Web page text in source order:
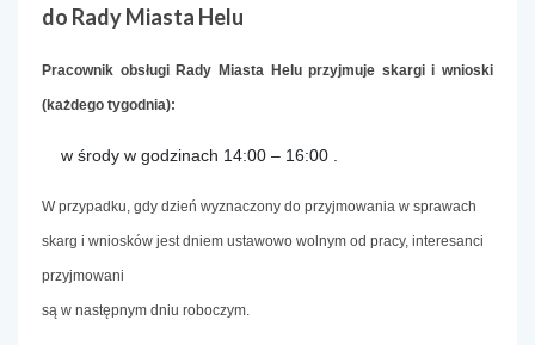
do Rady Miasta Helu
Pracownik obsługi Rady Miasta Helu przyjmuje skargi i wnioski
(każdego tygodnia):
w środy w godzinach 14:00 – 16:00 .
W przypadku, gdy dzień wyznaczony do przyjmowania w sprawach
skarg i wniosków jest dniem ustawowo wolnym od pracy, interesanci
przyjmowani
są w następnym dniu roboczym.